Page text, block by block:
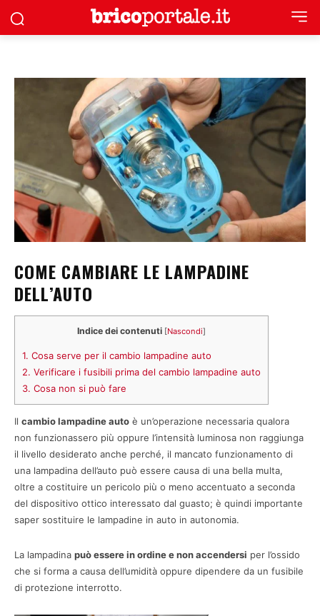
COME CAMBIARE LE LAMPADINE
DELL’AUTO
Indice dei contenuti [Nascondi]
1. Cosa serve per il cambio lampadine auto
2. Verificare i fusibili prima del cambio lampadine auto
3. Cosa non si può fare
Il cambio lampadine auto è un’operazione necessaria qualora
non funzionassero più oppure l’intensità luminosa non raggiunga
il livello desiderato anche perché, il mancato funzionamento di
una lampadina dell’auto può essere causa di una bella multa,
oltre a costituire un pericolo più o meno accentuato a seconda
del dispositivo ottico interessato dal guasto; è quindi importante
saper sostituire le lampadine in auto in autonomia.
La lampadina può essere in ordine e non accendersi per l’ossido
che si forma a causa dell’umidità oppure dipendere da un fusibile
di protezione interrotto.